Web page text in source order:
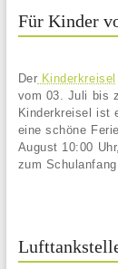
Für Kinder
Der Kinderkreisel
vom 03. Juli bis
Kinderkreisel ist
eine schöne
August 10:00
zum